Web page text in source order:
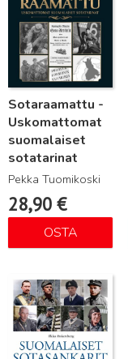
Sotaraamattu -
Uskomattomat
suomalaiset
sotatarinat
Pekka Tuomikoski
28,90 €
OSTA
Lue lisää